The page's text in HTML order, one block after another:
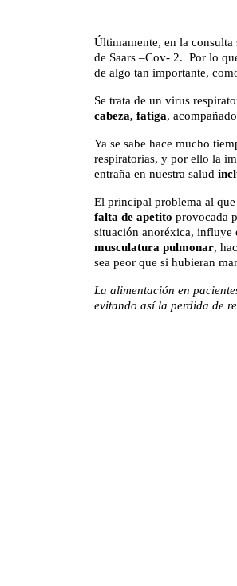
Últimamente, en la
de Saars –Cov- 2. Por lo
de algo tan importante,
Se trata de un virus
cabeza, fatiga,
Ya se sabe hace mucho
respiratorias, y por ello la
entraña en nuestra salud
El principal problema al
falta de apetito provocada
situación anoréxica, influye
musculatura pulmonar,
sea peor que si hubieran
La alimentación en
evitando así la perdida de